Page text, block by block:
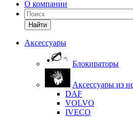
О компании
Найти
Аксессуары
Блокираторы
Аксессуары из
DAF
VOLVO
IVECO